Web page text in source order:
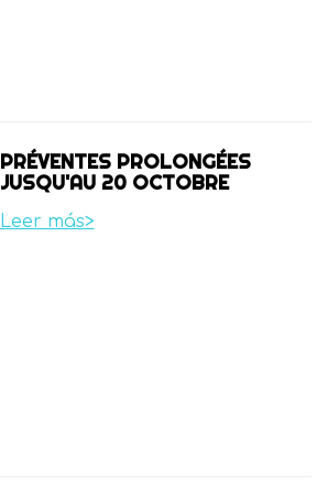
PRÉVENTES PROLONGÉES
JUSQU'AU 20 OCTOBRE
Leer más>